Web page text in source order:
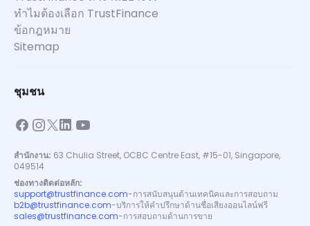
ทำไมต้องเลือก TrustFinance
ข้อกฎหมาย
Sitemap
ชุมชน
สำนักงาน: 63 Chulia Street, OCBC Centre East, #15-01, Singapore,
049514
ช่องทางติดต่อหลัก:
support@trustfinance.com-การสนับสนุนด้านเทคนิคและการสอบถาม
b2b@trustfinance.com-บริการให้คำปรึกษาด้านชื่อเสียงออนไลน์ฟรี
sales@trustfinance.com-การสอบถามด้านการขาย